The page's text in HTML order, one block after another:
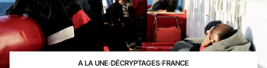
A LA UNE›DÉCRYPTAGES›FRANCE